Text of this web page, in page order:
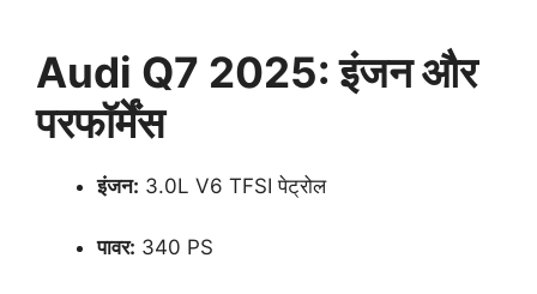
Audi Q7 2025: इंजन और
परफॉर्मेंस
इंजन: 3.0L V6 TFSI पेट्रोल
पावर: 340 PS